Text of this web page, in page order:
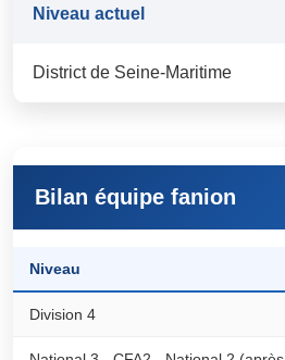
Niveau actuel
District de Seine-Maritime
Bilan équipe fanion
Niveau
Division 4